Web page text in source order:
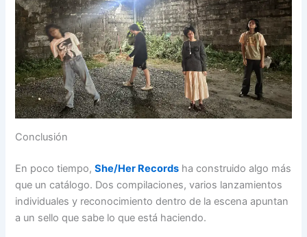
Conclusión
En poco tiempo,She/Her Records ha construido algo más
que un catálogo. Dos compilaciones, varios lanzamientos
individuales y reconocimiento dentro de la escena apuntan
a un sello que sabe lo que está haciendo.